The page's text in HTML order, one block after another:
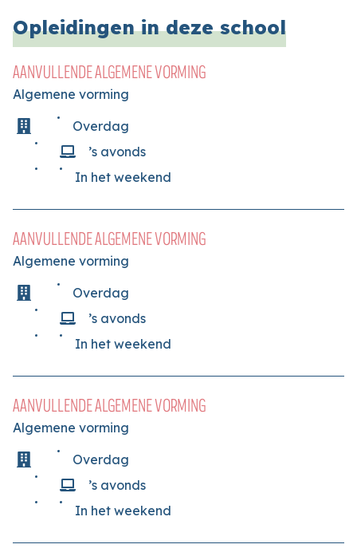
Opleidingen in deze school
AANVULLENDE ALGEMENE VORMING
Algemene vorming
Overdag
’s avonds
In het weekend
AANVULLENDE ALGEMENE VORMING
Algemene vorming
Overdag
’s avonds
In het weekend
AANVULLENDE ALGEMENE VORMING
Algemene vorming
Overdag
’s avonds
In het weekend